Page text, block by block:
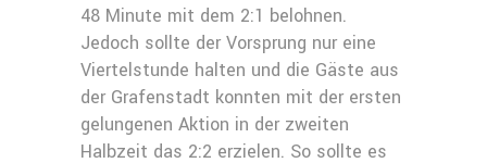
48 Minute mit dem 2:1 belohnen.
Jedoch sollte der Vorsprung nur eine
Viertelstunde halten und die Gäste aus
der Grafenstadt konnten mit der ersten
gelungenen Aktion in der zweiten
Halbzeit das 2:2 erzielen. So sollte es